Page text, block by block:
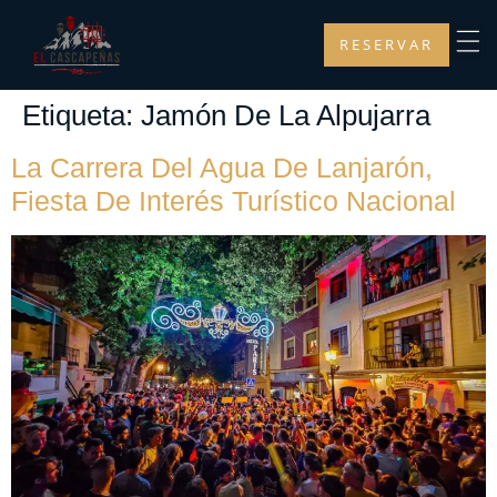
RESERVAR
Etiqueta: Jamón De La Alpujarra
La Carrera Del Agua De Lanjarón,
Fiesta De Interés Turístico Nacional